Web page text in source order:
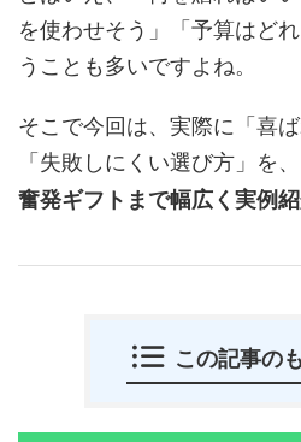
を使わせそう」「予算はど
うことも多いですよね。
そこで今回は、実際に「喜
「失敗しにくい選び方」を、
奮発ギフトまで幅広く実例
この記事の